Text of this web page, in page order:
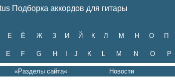
Подборка аккордов для гитары
Е Ё Ж З И Й К Л М Н О П
E F G H J K L M N O P
«Разделы сайта« Новости